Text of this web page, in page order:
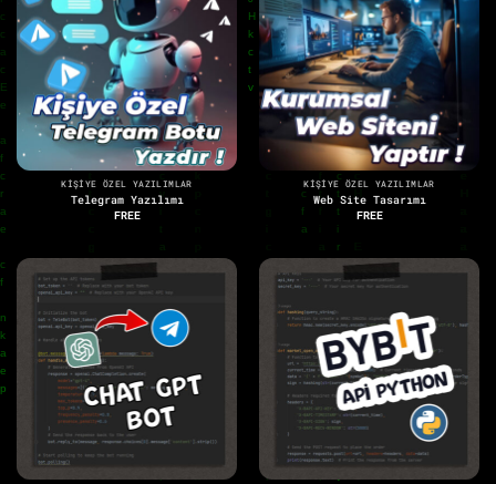
KIŞIYE ÖZEL YAZILIMLAR
Telegram Yazılımı
FREE
KIŞIYE ÖZEL YAZILIMLAR
Web Site Tasarımı
FREE